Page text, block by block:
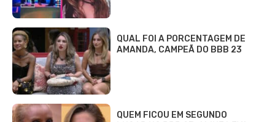
QUAL FOI A PORCENTAGEM DE
AMANDA, CAMPEÃ DO BBB 23
QUEM FICOU EM SEGUNDO